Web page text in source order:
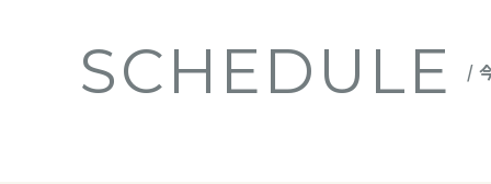
SCHEDULE /